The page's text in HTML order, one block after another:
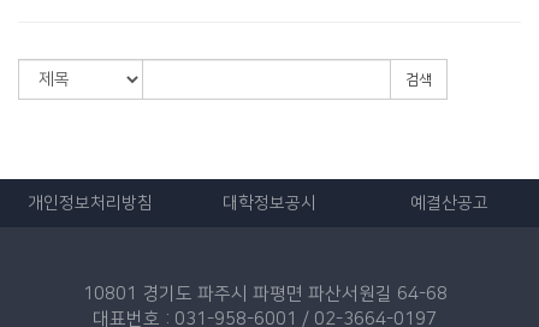
검색
개인정보처리방침 대학정보공시 예결산공고
10801 경기도 파주시 파평면 파산서원길 64-68
대표번호 : 031-958-6001 / 02-3664-0197